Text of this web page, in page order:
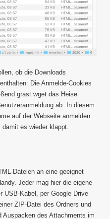
ob die Downloads
Die Anmelde-Cookies
grast wget das Heise
ab. In diesem
auf der Webseite anmelden
es wieder klappt.
Dateien an eine geeignet
Jeder mag hier die eigene
USB-Kabel, per Google Drive
ZIP-Datei des Ordners und
Auspacken des Attachments im